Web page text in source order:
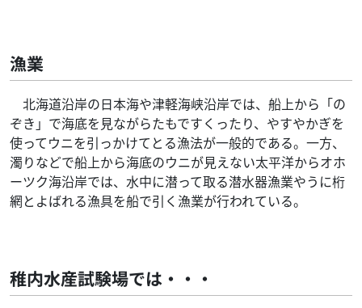
漁業
北海道沿岸の日本海や津軽海峡沿岸では、船上から「の
ぞき」で海底を見ながらたもですくったり、やすやかぎを
使ってウニを引っかけてとる漁法が一般的である。一方、
濁りなどで船上から海底のウニが見えない太平洋からオホ
ーツク海沿岸では、水中に潜って取る潜水器漁業やうに桁
網とよばれる漁具を船で引く漁業が行われている。
稚内水産試験場では・・・